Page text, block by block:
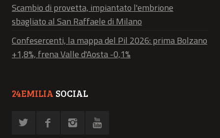
Scambio di provetta, impiantato l'embrione
sbagliato al San Raffaele di Milano
Confesercenti, la mappa del Pil 2026: prima Bolzano
+1,8%, frena Valle d'Aosta -0,1%
24EMILIA SOCIAL